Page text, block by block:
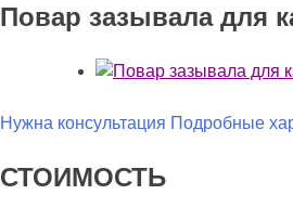
Повар зазывала для
Нужна консультация Подробные
СТОИМОСТЬ